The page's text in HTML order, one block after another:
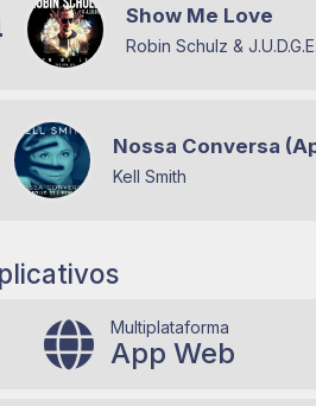
Show Me Love
Robin Schulz & J.U.D.G.E.
Nossa Conversa
Kell Smith
Multiplataforma
App Web